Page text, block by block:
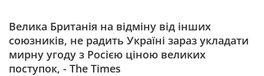
Велика Британія на відміну від інших
союзників, не радить Україні зараз укладати
мирну угоду з Росією ціною великих
поступок, - The Times